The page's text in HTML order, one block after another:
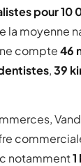
pour 10
la moyenne
compte46
,39
notamment